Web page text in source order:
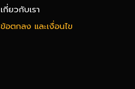
เกี่ยวกับเรา
ข้อตกลง และเงื่อนไข